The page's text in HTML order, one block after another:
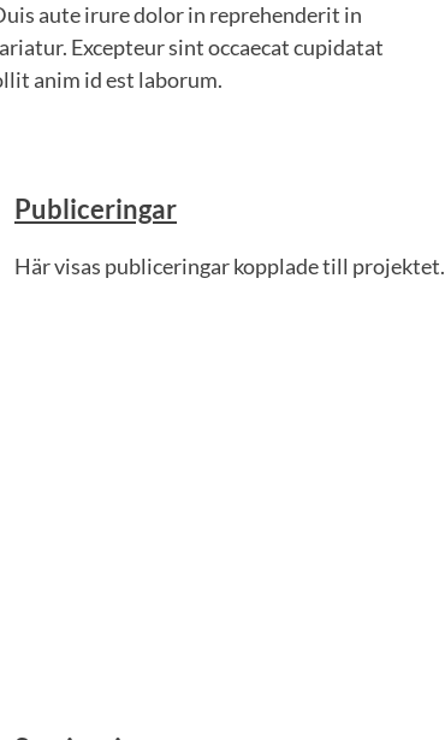
aute irure dolor in reprehenderit in
Excepteur sint occaecat cupidatat
anim id est laborum.
Publiceringar
Här visas publiceringar kopplade till projektet.